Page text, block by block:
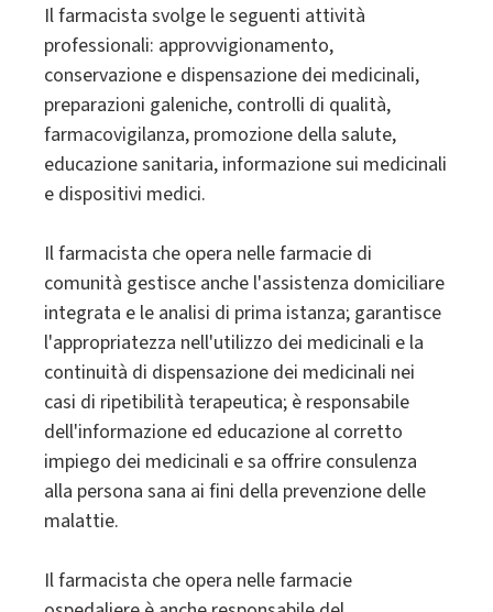
Il farmacista svolge le seguenti attività
professionali: approvvigionamento,
conservazione e dispensazione dei medicinali,
preparazioni galeniche, controlli di qualità,
farmacovigilanza, promozione della salute,
educazione sanitaria, informazione sui medicinali
e dispositivi medici.
Il farmacista che opera nelle farmacie di
comunità gestisce anche l'assistenza domiciliare
integrata e le analisi di prima istanza; garantisce
l'appropriatezza nell'utilizzo dei medicinali e la
continuità di dispensazione dei medicinali nei
casi di ripetibilità terapeutica; è responsabile
dell'informazione ed educazione al corretto
impiego dei medicinali e sa offrire consulenza
alla persona sana ai fini della prevenzione delle
malattie.
Il farmacista che opera nelle farmacie